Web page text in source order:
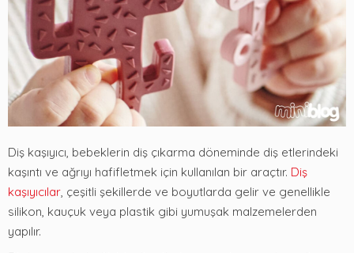
Diş kaşıyıcı, bebeklerin diş çıkarma döneminde diş etlerindeki
kaşıntı ve ağrıyı hafifletmek için kullanılan bir araçtır. Diş
kaşıyıcılar, çeşitli şekillerde ve boyutlarda gelir ve genellikle
silikon, kauçuk veya plastik gibi yumuşak malzemelerden
yapılır.